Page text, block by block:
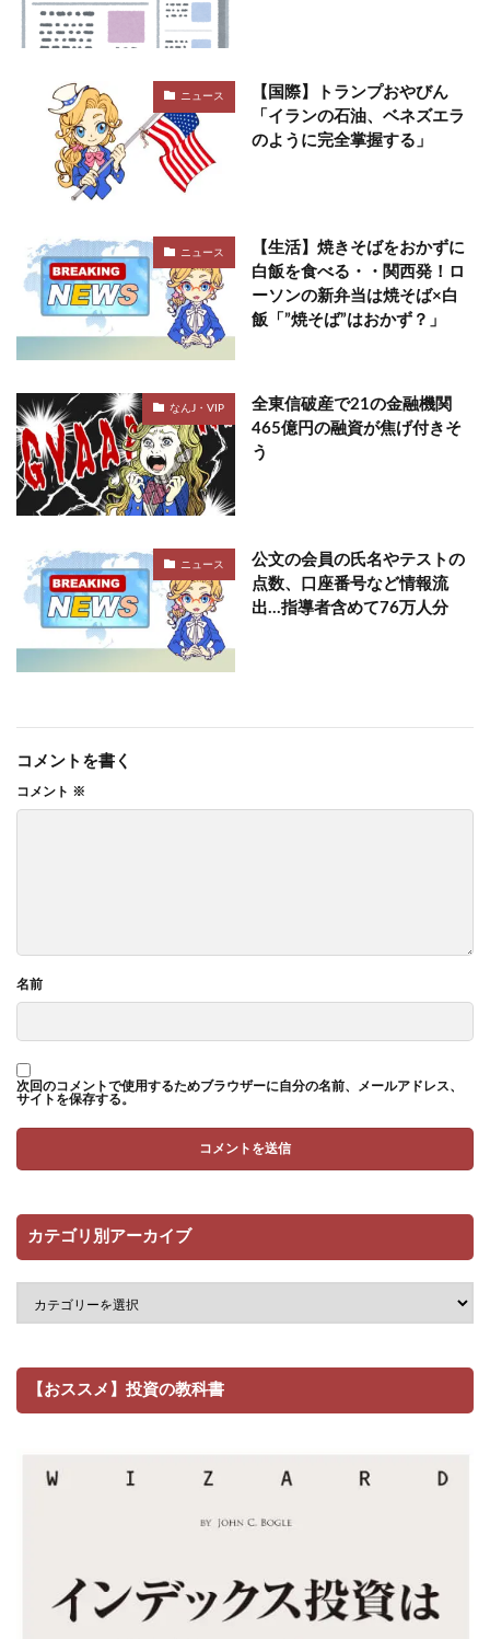
ニュース
【国際】トランプおやびん
「イランの石油、ベネズエラ
のように完全掌握する」
ニュース
【生活】焼きそばをおかずに
白飯を食べる・・関西発！ロ
ーソンの新弁当は焼そば×白
飯「”焼そば”はおかず？」
なんJ・VIP
全東信破産で21の金融機関
465億円の融資が焦げ付きそ
う
ニュース
公文の会員の氏名やテストの
点数、口座番号など情報流
出…指導者含めて76万人分
コメントを書く
コメント ※
名前
次回のコメントで使用するためブラウザーに自分の名前、メールアドレス、
サイトを保存する。
カテゴリ別アーカイブ
【おススメ】投資の教科書